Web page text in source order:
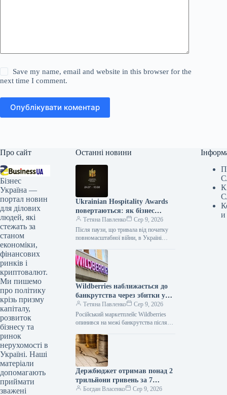
Save my name, email and website in this browser for the
next time I comment.
Опублікувати коментар
Про сайт
Бізнес
Україна —
портал новин
для ділових
людей, які
стежать за
станом
економіки,
фінансових
ринків і
криптовалют.
Ми пишемо
про політику
крізь призму
капіталу,
розвиток
бізнесу та
ринок
нерухомості в
Україні. Наші
матеріали
допомагають
приймати
зважені
Останні новини
Ukrainian Hospitality Awards
повертаються: як бізнес
оцінить найкращих у сфері
гостинності
Тетяна Павленко
Сер 9, 2026
Після паузи, що тривала від початку
повномасштабної війни, в Україні
Awards — професійну премію для
індустрії гостинності.…
Wildberries наближається до
банкрутства через збитки у
200 млрд рублів
Тетяна Павленко
Сер 9, 2026
Російський маркетплейс Wildberries
опинився на межі банкрутства після
Було знищено щонайменше вісім
логістичних хабів компанії,…
Держбюджет отримав понад 2
трильйони гривень за 7
місяців
Богдан Власенко Сер 9, 2026
и